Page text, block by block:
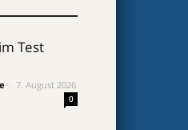
Test
7. August 2026
0